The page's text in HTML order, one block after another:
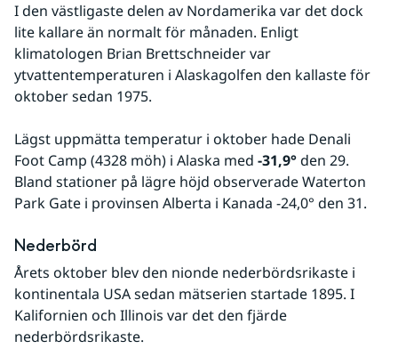
I den västligaste delen av Nordamerika var det dock
lite kallare än normalt för månaden. Enligt
klimatologen Brian Brettschneider var
ytvattentemperaturen i Alaskagolfen den kallaste för
oktober sedan 1975.
Lägst uppmätta temperatur i oktober hade Denali
Foot Camp (4328 möh) i Alaska med -31,9° den 29.
Bland stationer på lägre höjd observerade Waterton
Park Gate i provinsen Alberta i Kanada -24,0° den 31.
Nederbörd
Årets oktober blev den nionde nederbördsrikaste i
kontinentala USA sedan mätserien startade 1895. I
Kalifornien och Illinois var det den fjärde
nederbördsrikaste.